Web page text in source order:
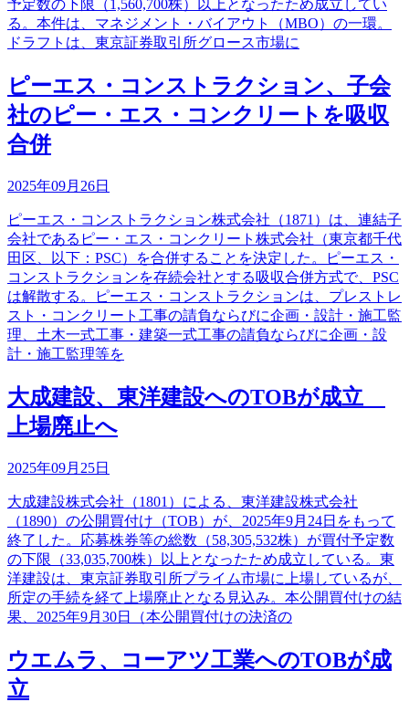
予定数の下限（1,560,700株）以上となったため成立してい
る。本件は、マネジメント・バイアウト（MBO）の一環。
ドラフトは、東京証券取引所グロース市場に
ピーエス・コンストラクション、子会
社のピー・エス・コンクリートを吸収
合併
2025年09月26日
ピーエス・コンストラクション株式会社（1871）は、連結子
会社であるピー・エス・コンクリート株式会社（東京都千代
田区、以下：PSC）を合併することを決定した。ピーエス・
コンストラクションを存続会社とする吸収合併方式で、PSC
は解散する。ピーエス・コンストラクションは、プレストレ
スト・コンクリート工事の請負ならびに企画・設計・施工監
理、土木一式工事・建築一式工事の請負ならびに企画・設
計・施工監理等を
大成建設、東洋建設へのTOBが成立
上場廃止へ
2025年09月25日
大成建設株式会社（1801）による、東洋建設株式会社
（1890）の公開買付け（TOB）が、2025年9月24日をもって
終了した。応募株券等の総数（58,305,532株）が買付予定数
の下限（33,035,700株）以上となったため成立している。東
洋建設は、東京証券取引所プライム市場に上場しているが、
所定の手続を経て上場廃止となる見込み。本公開買付けの結
果、2025年9月30日（本公開買付けの決済の
ウエムラ、コーアツ工業へのTOBが成
立